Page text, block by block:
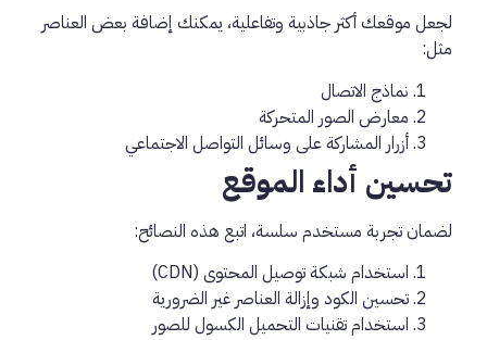
لجعل موقعك أكثر جاذبية وتفاعلية، يمكنك إضافة بعض العناصر
مثل:
نماذج الاتصال
معارض الصور المتحركة
أزرار المشاركة على وسائل التواصل الاجتماعي
تحسين أداء الموقع
لضمان تجربة مستخدم سلسة، اتبع هذه النصائح:
استخدام شبكة توصيل المحتوى (CDN)
تحسين الكود وإزالة العناصر غير الضرورية
استخدام تقنيات التحميل الكسول للصور